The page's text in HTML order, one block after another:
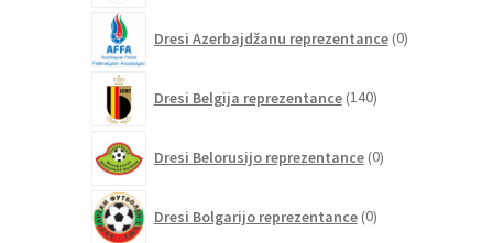
Dresi Azerbajdžanu reprezentance 0izdelkov
Dresi Belgija reprezentance 140izdelkov
Dresi Belorusijo reprezentance 0izdelkov
Dresi Bolgarijo reprezentance 0izdelkov